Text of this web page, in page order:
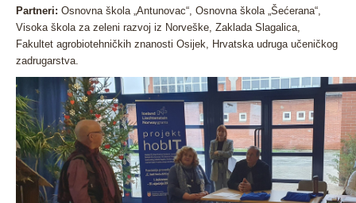
Partneri: Osnovna škola „Antunovac“, Osnovna škola „Šećerana“,
Visoka škola za zeleni razvoj iz Norveške, Zaklada Slagalica,
Fakultet agrobiotehničkih znanosti Osijek, Hrvatska udruga učeničkog
zadrugarstva.